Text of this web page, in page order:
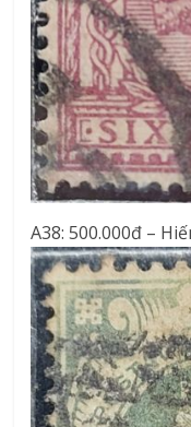
A38: 500.000đ –